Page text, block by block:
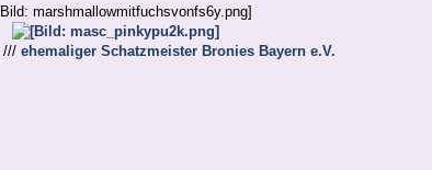
/// ehemaliger Schatzmeister Bronies Bayern e.V.